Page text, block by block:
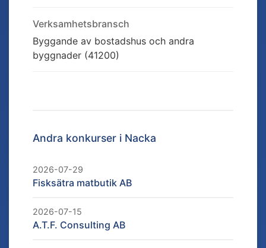
Verksamhetsbransch
Byggande av bostadshus och andra
byggnader (41200)
Andra konkurser i Nacka
2026-07-29
Fisksätra matbutik AB
2026-07-15
A.T.F. Consulting AB